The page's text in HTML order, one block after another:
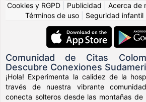
Cookies y RGPD
Publicidad Acerca de
Términos de uso
Seguridad infantil
Comunidad de Citas
Descubre Conexiones
¡Hola! Experimenta la calidez de la
través de nuestra vibrante
conecta solteros desde las montañas